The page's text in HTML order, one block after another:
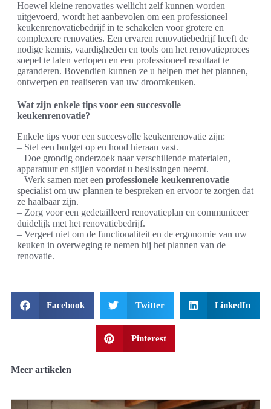
Hoewel kleine renovaties wellicht zelf kunnen worden
uitgevoerd, wordt het aanbevolen om een professioneel
keukenrenovatiebedrijf in te schakelen voor grotere en
complexere renovaties. Een ervaren renovatiebedrijf heeft de
nodige kennis, vaardigheden en tools om het renovatieproces
soepel te laten verlopen en een professioneel resultaat te
garanderen. Bovendien kunnen ze u helpen met het plannen,
ontwerpen en realiseren van uw droomkeuken.
Wat zijn enkele tips voor een succesvolle
keukenrenovatie?
Enkele tips voor een succesvolle keukenrenovatie zijn:
– Stel een budget op en houd hieraan vast.
– Doe grondig onderzoek naar verschillende materialen,
apparatuur en stijlen voordat u beslissingen neemt.
– Werk samen met een professionele keukenrenovatie
specialist om uw plannen te bespreken en ervoor te zorgen dat
ze haalbaar zijn.
– Zorg voor een gedetailleerd renovatieplan en communiceer
duidelijk met het renovatiebedrijf.
– Vergeet niet om de functionaliteit en de ergonomie van uw
keuken in overweging te nemen bij het plannen van de
renovatie.
Facebook Twitter LinkedIn
Pinterest
Meer artikelen